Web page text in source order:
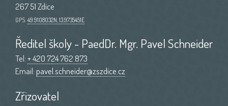
267 51 Zdice
GPS: 49.9108032N, 13.9735451E
Ředitel školy - PaedDr. Mgr. Pavel Schneider
Tel:+ 420 724 762 873
Email:pavel.schneider@zszdice.cz
Zřizovatel